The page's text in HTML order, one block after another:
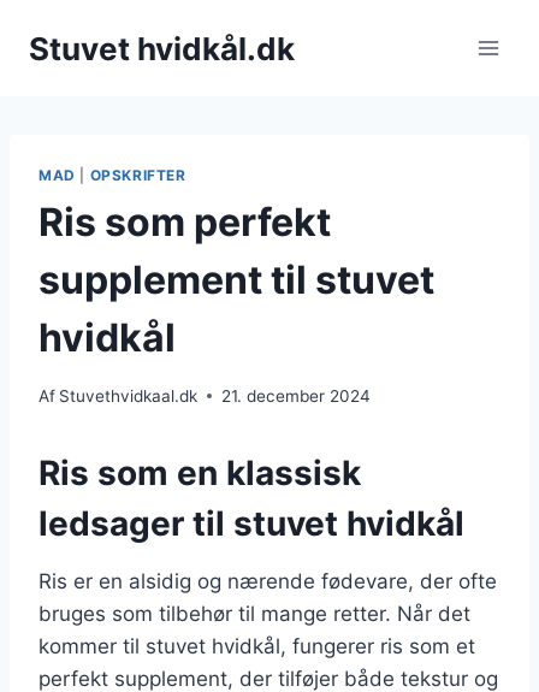
Stuvet hvidkål.dk
MAD OPSKRIFTER
Ris som perfekt
supplement til stuvet
hvidkål
Af Stuvethvidkaal.dk 21. december 2024
Ris som en klassisk
ledsager til stuvet hvidkål
Ris er en alsidig og nærende fødevare, der ofte
bruges som tilbehør til mange retter. Når det
kommer til stuvet hvidkål, fungerer ris som et
perfekt supplement, der tilføjer både tekstur og